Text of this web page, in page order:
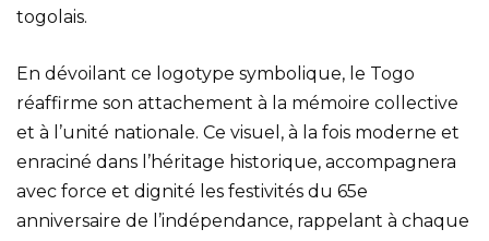
togolais.
En dévoilant ce logotype symbolique, le Togo
réaffirme son attachement à la mémoire collective
et à l’unité nationale. Ce visuel, à la fois moderne et
enraciné dans l’héritage historique, accompagnera
avec force et dignité les festivités du 65e
anniversaire de l’indépendance, rappelant à chaque